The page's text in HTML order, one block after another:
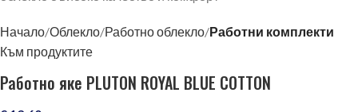
Начало Облекло Работно облекло Работни комплекти
Към продуктите
Работно яке PLUTON ROYAL BLUE COTTON